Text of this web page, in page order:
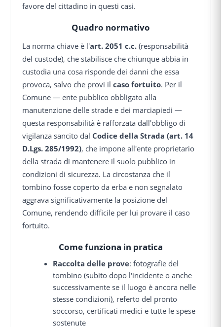
favore del cittadino in questi casi.
Quadro normativo
La norma chiave è l'art. 2051 c.c. (responsabilità
del custode), che stabilisce che chiunque abbia in
custodia una cosa risponde dei danni che essa
provoca, salvo che provi il caso fortuito. Per il
Comune — ente pubblico obbligato alla
manutenzione delle strade e dei marciapiedi —
questa responsabilità è rafforzata dall'obbligo di
vigilanza sancito dal Codice della Strada (art. 14
D.Lgs. 285/1992), che impone all'ente proprietario
della strada di mantenere il suolo pubblico in
condizioni di sicurezza. La circostanza che il
tombino fosse coperto da erba e non segnalato
aggrava significativamente la posizione del
Comune, rendendo difficile per lui provare il caso
fortuito.
Come funziona in pratica
Raccolta delle prove: fotografie del
tombino (subito dopo l'incidente o anche
successivamente se il luogo è ancora nelle
stesse condizioni), referto del pronto
soccorso, certificati medici e tutte le spese
sostenute